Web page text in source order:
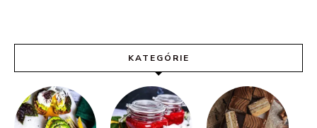
KATEGÓRIE